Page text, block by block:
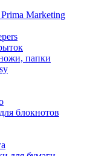
Marketing
папки
блокнотов